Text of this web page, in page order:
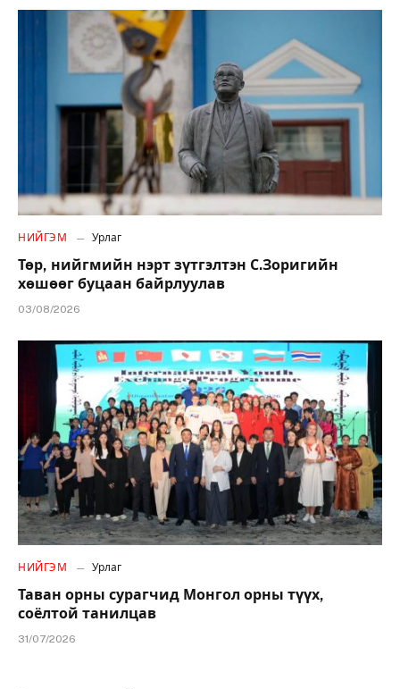
НИЙГЭМ Урлаг
Төр, нийгмийн нэрт зүтгэлтэн С.Зоригийн
хөшөөг буцаан байрлуулав
03/08/2026
НИЙГЭМ Урлаг
Таван орны сурагчид Монгол орны түүх,
соёлтой танилцав
31/07/2026